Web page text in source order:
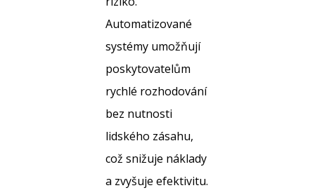
Automatizované
systémy umožňují
poskytovatelům
rychlé rozhodování
bez nutnosti
lidského zásahu,
což snižuje náklady
a zvyšuje efektivitu.